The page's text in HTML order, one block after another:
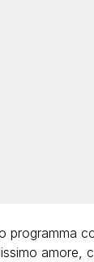
programma
amore,